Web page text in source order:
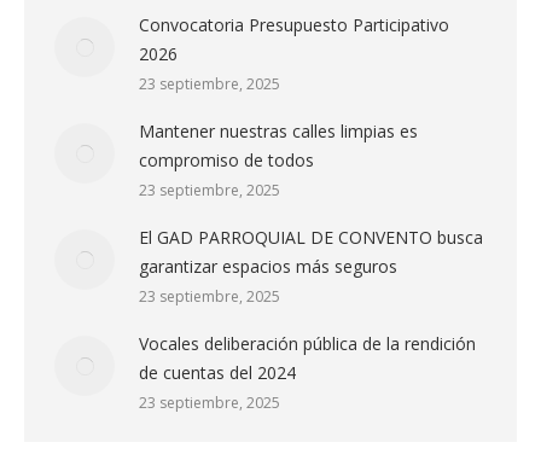
Convocatoria Presupuesto Participativo
2026
23 septiembre, 2025
Mantener nuestras calles limpias es
compromiso de todos
23 septiembre, 2025
El GAD PARROQUIAL DE CONVENTO busca
garantizar espacios más seguros
23 septiembre, 2025
Vocales deliberación pública de la rendición
de cuentas del 2024
23 septiembre, 2025